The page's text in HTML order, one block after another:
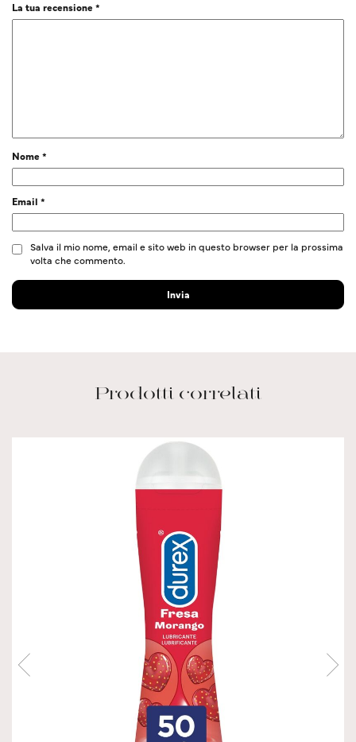
La tua recensione*
Nome*
Email *
Salva il mio nome, email e sito web in questo browser per la prossima
volta che commento.
Prodotti correlati